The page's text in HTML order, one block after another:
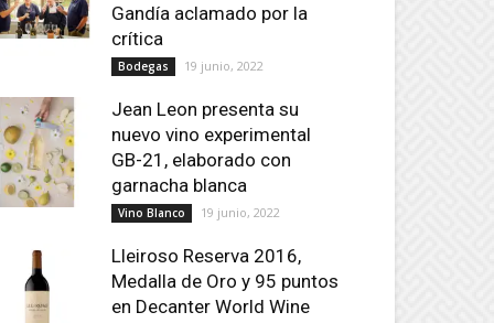
Gandía aclamado por la
crítica
Bodegas 19 junio, 2022
Jean Leon presenta su
nuevo vino experimental
GB-21, elaborado con
garnacha blanca
Vino Blanco 19 junio, 2022
Lleiroso Reserva 2016,
Medalla de Oro y 95 puntos
en Decanter World Wine